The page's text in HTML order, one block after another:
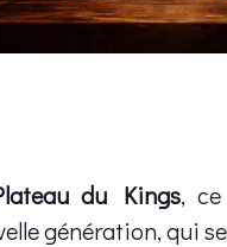
du Kings,
génération, qui